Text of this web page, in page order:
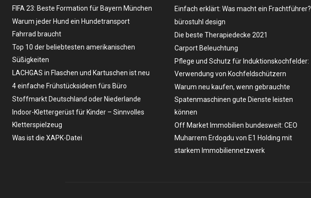
FIFA 23: Beste Formation für Bayern München
Warum jeder Hund ein Hundetransport
Fahrrad braucht
Top 10 der beliebtesten amerikanischen
Süßigkeiten
LACHGAS in Flaschen und Kartuschen ist neu
4 einfache Frühstücksideen fürs Büro
Stoffmarkt Deutschland oder Niederlande
Indoor-Klettergerüst für Kinder – Sinnvolles
Kletterspielzeug
Was ist die XAPK-Datei
Einfach erklärt: Was macht ein Frachtführer?
bürostuhl design
Die beste Therapiedecke 2021
Carport Beleuchtung
Pflege und Schutz für Induktionskochfelder:
Verwendung von Kochfeldschützern
Warum neu kaufen, wenn gebrauchte
Spatenmaschinen gute Dienste leisten
können
Off Market Immobilien bundesweit: CEO
Muharrem Erdogdu von E1 Holding mit
starkem Immobiliennetzwerk